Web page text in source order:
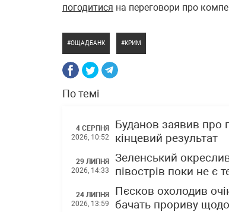
погодитися на переговори про
ОЩАДБАНК КРИМ
По темі
4 СЕРПНЯ
2026, 10:52
Буданов заявив про
кінцевий результат
29 ЛИПНЯ
2026, 14:33
Зеленський
півострів поки не є
24 ЛИПНЯ
2026, 13:59
Пєсков охолодив
бачать прориву